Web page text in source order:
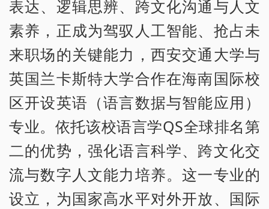
表达、逻辑思辨、跨文化沟通与人文
素养，正成为驾驭人工智能、抢占未
来职场的关键能力，西安交通大学与
英国兰卡斯特大学合作在海南国际校
区开设英语（语言数据与智能应用）
专业。依托该校语言学QS全球排名第
二的优势，强化语言科学、跨文化交
流与数字人文能力培养。这一专业的
设立，为国家高水平对外开放、国际